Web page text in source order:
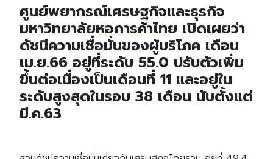
ศูนย์พยากรณ์เศรษฐกิจและธุรกิจ
มหาวิทยาลัยหอการค้าไทย เปิดเผยว่า
ดัชนีความเชื่อมั่นของผู้บริโภค เดือน
เม.ย.66 อยู่ที่ระดับ 55.0 ปรับตัวเพิ่ม
ขึ้นต่อเนื่องเป็นเดือนที่ 11 และอยู่ใน
ระดับสูงสุดในรอบ 38 เดือน นับตั้งแต่
มี.ค.63